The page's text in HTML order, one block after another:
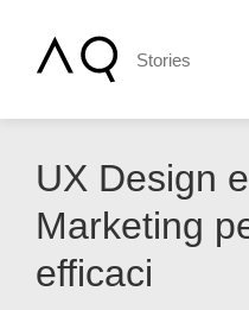
Stories
UX Design
Marketing
efficaci